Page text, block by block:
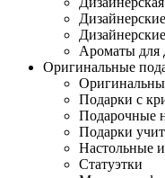
Ароматы для
Оригинальные
Подарки с
Подарочные
Подарки
Настольные
Статуэтки